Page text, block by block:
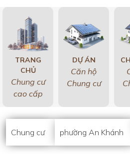
TRANG
CHỦ
Chung cư
cao cấp
DỰ ÁN
Căn hộ
Chung cư
Chung cư phường An Khánh